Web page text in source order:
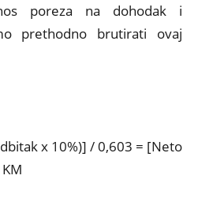
poreza na dohodak i
prethodno brutirati ovaj
x 10%)] / 0,603 = [Neto